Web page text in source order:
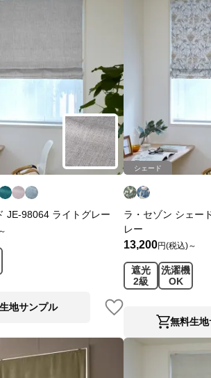
JE-98064 ライトグレー
地サンプル
シェード
ラ・セゾン シェー
レー
13,200円(税込)～
遮光
2級
洗濯機
OK
無料生